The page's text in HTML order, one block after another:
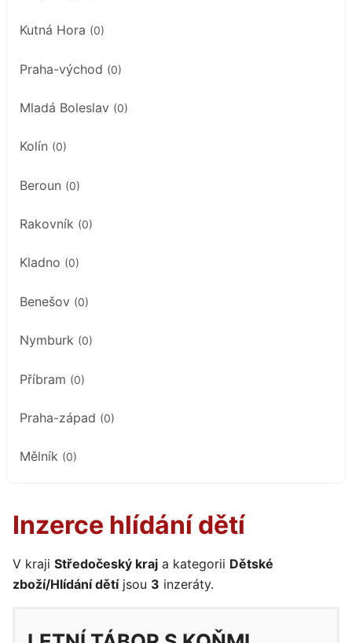
Kutná Hora (0)
Praha-východ (0)
Mladá Boleslav (0)
Kolín (0)
Beroun (0)
Rakovník (0)
Kladno (0)
Benešov (0)
Nymburk (0)
Příbram (0)
Praha-západ (0)
Mělník (0)
Inzerce hlídání dětí
V kraji Středočeský kraj a kategorii Dětské
zboží/Hlídání dětíjsou 3 inzeráty.